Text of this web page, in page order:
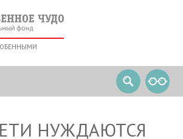
НУЖДАЮТСЯ